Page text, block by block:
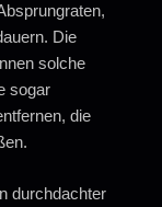
Die
solche
sogar
die
durchdachter